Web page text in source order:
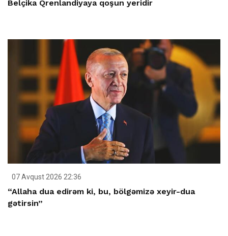
Belçika Qrenlandiyaya qoşun yeridir
07 Avqust 2026 22:36
“Allaha dua edirəm ki, bu, bölgəmizə xeyir-dua
gətirsin”